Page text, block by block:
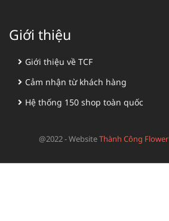
Giới thiệu
Giới thiệu về TCF
Cảm nhận từ khách hàng
Hệ thống 150 shop toàn quốc
@2022 - WebsiteThành Công Flower